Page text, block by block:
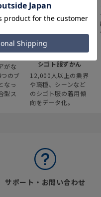
ア
がな
のブ
なっ
型ス
みんなの
シゴト服ずかん
12,000人以上の業界
や職種、シーンなど
のシゴト服の着用傾
向をデータ化。
サポート・お問い合わせ